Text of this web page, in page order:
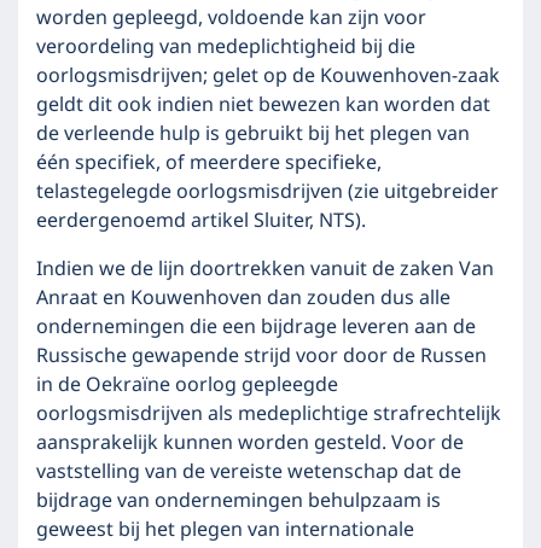
worden gepleegd, voldoende kan zijn voor
veroordeling van medeplichtigheid bij die
oorlogsmisdrijven; gelet op de Kouwenhoven-zaak
geldt dit ook indien niet bewezen kan worden dat
de verleende hulp is gebruikt bij het plegen van
één specifiek, of meerdere specifieke,
telastegelegde oorlogsmisdrijven (zie uitgebreider
eerdergenoemd artikel Sluiter, NTS).
Indien we de lijn doortrekken vanuit de zaken Van
Anraat en Kouwenhoven dan zouden dus alle
ondernemingen die een bijdrage leveren aan de
Russische gewapende strijd voor door de Russen
in de Oekraïne oorlog gepleegde
oorlogsmisdrijven als medeplichtige strafrechtelijk
aansprakelijk kunnen worden gesteld. Voor de
vaststelling van de vereiste wetenschap dat de
bijdrage van ondernemingen behulpzaam is
geweest bij het plegen van internationale